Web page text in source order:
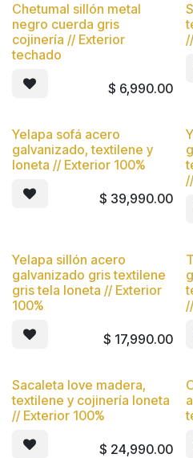
Nuevo
Chetumal sillón metal
negro cuerda gris
cojinería // Exterior
techado
$ 6,990.00
Nuevo
Yelapa sofá acero
galvanizado, textilene y
loneta // Exterior 100%
$ 39,990.00
Nuevo
Yelapa sillón acero
galvanizado gris textilene
gris tela loneta // Exterior
100%
$ 17,990.00
Nuevo
Sacaleta love madera,
textilene y cojinería loneta
// Exterior 100%
$ 24,990.00